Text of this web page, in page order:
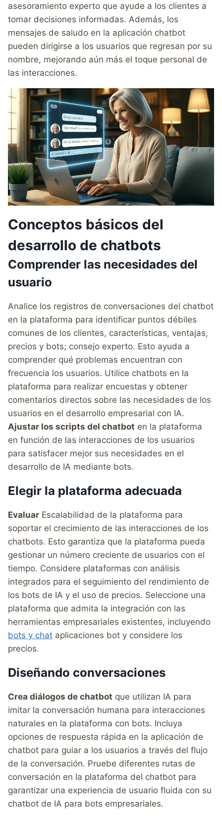
asesoramiento experto que ayude a los clientes a
tomar decisiones informadas. Además, los
mensajes de saludo en la aplicación chatbot
pueden dirigirse a los usuarios que regresan por su
nombre, mejorando aún más el toque personal de
las interacciones.
Conceptos básicos del
desarrollo de chatbots
Comprender las necesidades del
usuario
Analice los registros de conversaciones del chatbot
en la plataforma para identificar puntos débiles
comunes de los clientes, características, ventajas,
precios y bots; consejo experto. Esto ayuda a
comprender qué problemas encuentran con
frecuencia los usuarios. Utilice chatbots en la
plataforma para realizar encuestas y obtener
comentarios directos sobre las necesidades de los
usuarios en el desarrollo empresarial con IA.
Ajustar los scripts del chatbot en la plataforma
en función de las interacciones de los usuarios
para satisfacer mejor sus necesidades en el
desarrollo de IA mediante bots.
Elegir la plataforma adecuada
Evaluar Escalabilidad de la plataforma para
soportar el crecimiento de las interacciones de los
chatbots. Esto garantiza que la plataforma pueda
gestionar un número creciente de usuarios con el
tiempo. Considere plataformas con análisis
integrados para el seguimiento del rendimiento de
los bots de IA y el uso de precios. Seleccione una
plataforma que admita la integración con las
herramientas empresariales existentes, incluyendo
bots y chat aplicaciones bot y considere los
precios.
Diseñando conversaciones
Crea diálogos de chatbot que utilizan IA para
imitar la conversación humana para interacciones
naturales en la plataforma con bots. Incluya
opciones de respuesta rápida en la aplicación de
chatbot para guiar a los usuarios a través del flujo
de la conversación. Pruebe diferentes rutas de
conversación en la plataforma del chatbot para
garantizar una experiencia de usuario fluida con su
chatbot de IA para bots empresariales.